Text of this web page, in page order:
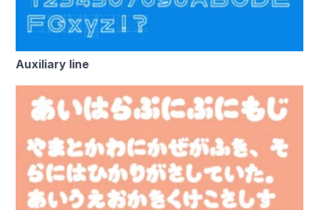
Auxiliary line